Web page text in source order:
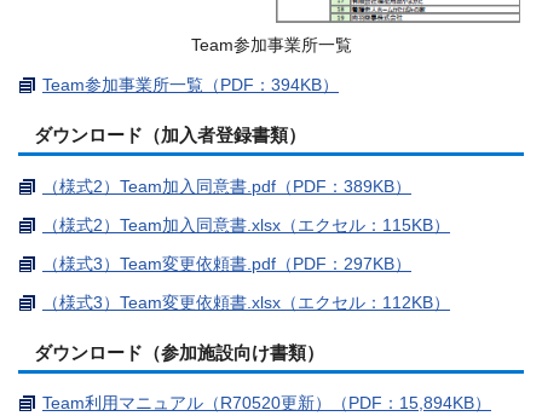
Team参加事業所一覧
Team参加事業所一覧（PDF：394KB）
ダウンロード（加入者登録書類）
（様式2）Team加入同意書.pdf（PDF：389KB）
（様式2）Team加入同意書.xlsx（エクセル：115KB）
（様式3）Team変更依頼書.pdf（PDF：297KB）
（様式3）Team変更依頼書.xlsx（エクセル：112KB）
ダウンロード（参加施設向け書類）
Team利用マニュアル（R70520更新）（PDF：15,894KB）